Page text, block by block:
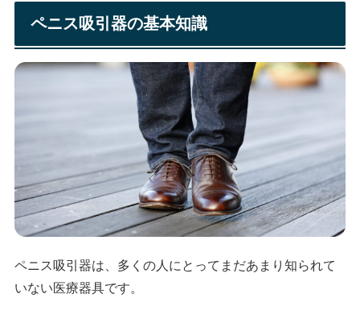
ペニス吸引器の基本知識
ペニス吸引器は、多くの人にとってまだあまり知られて
いない医療器具です。